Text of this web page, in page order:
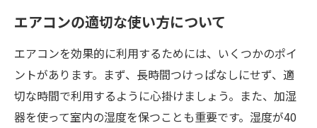
エアコンの適切な使い方について
エアコンを効果的に利用するためには、いくつかのポイ
ントがあります。まず、長時間つけっぱなしにせず、適
切な時間で利用するように心掛けましょう。また、加湿
器を使って室内の湿度を保つことも重要です。湿度が40